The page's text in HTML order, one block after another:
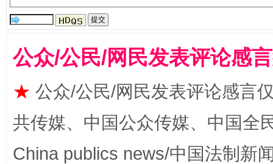
全民健身五年计划来了！等你上场
公众/公民/网民发表评论感
★ 公众/公民/网民发表评论感言
共传媒、中国公众传媒、中国全
China publics news/中国法制新